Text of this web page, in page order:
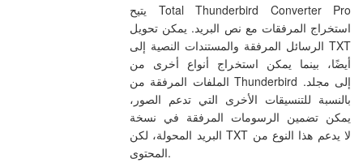
يتيح Total Thunderbird Converter Pro
استخراج المرفقات مع نص البريد. يمكن تحويل
الرسائل المرفقة والمستندات النصية إلى TXT
أيضًا، بينما يمكن استخراج أنواع أخرى من
الملفات المرفقة من Thunderbird إلى مجلد.
بالنسبة للتنسيقات الأخرى التي تدعم الصور،
يمكن تضمين الرسومات المرفقة في نسخة
البريد المحولة، لكن TXT لا يدعم هذا النوع من
المحتوى.